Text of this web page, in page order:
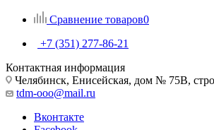
Сравнение товаров0
+7 (351) 277-86-21
Контактная информация
Челябинск, Енисейская, дом № 75В,
tdm-ooo@mail.ru
Вконтакте